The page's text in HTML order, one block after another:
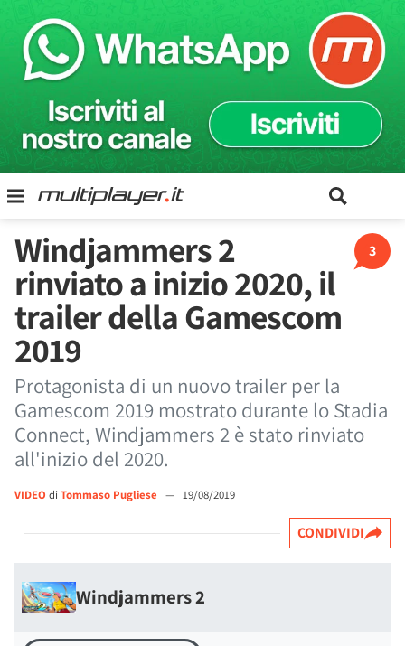
3
Windjammers 2
rinviato a inizio 2020, il
trailer della Gamescom
2019
Protagonista di un nuovo trailer per la
Gamescom 2019 mostrato durante lo Stadia
Connect, Windjammers 2 è stato rinviato
all'inizio del 2020.
VIDEO di Tommaso Pugliese — 19/08/2019
CONDIVIDI
Windjammers 2